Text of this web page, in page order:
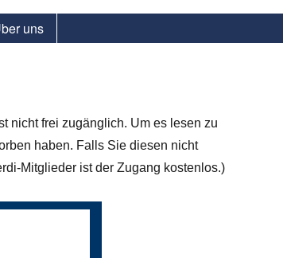
uns
nicht frei zugänglich. Um es lesen zu
haben. Falls Sie diesen nicht
Mitglieder ist der Zugang kostenlos.)